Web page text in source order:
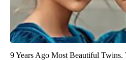
9 Years Ago Most Beautiful Twins.